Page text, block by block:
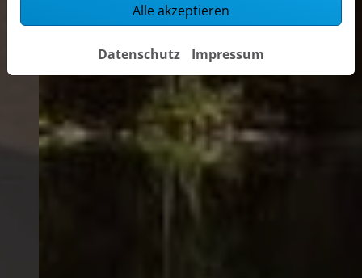
Alle akzeptieren
Datenschutz Impressum